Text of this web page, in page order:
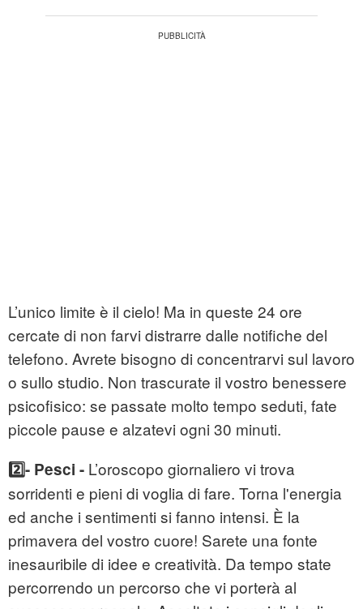
L’unico limite è il cielo! Ma in queste 24 ore
cercate di non farvi distrarre dalle notifiche del
telefono. Avrete bisogno di concentrarvi sul lavoro
o sullo studio. Non trascurate il vostro benessere
psicofisico: se passate molto tempo seduti, fate
piccole pause e alzatevi ogni 30 minuti.
2️⃣- Pesci - L’oroscopo giornaliero vi trova
sorridenti e pieni di voglia di fare. Torna l'energia
ed anche i sentimenti si fanno intensi. È la
primavera del vostro cuore! Sarete una fonte
inesauribile di idee e creatività. Da tempo state
percorrendo un percorso che vi porterà al